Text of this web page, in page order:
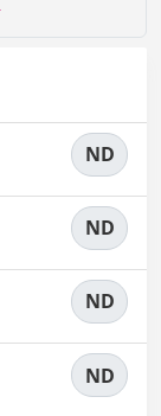
ND
ND
ND
ND